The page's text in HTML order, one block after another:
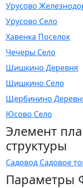
Урусово
Урусово Село
Хавенка Поселок
Чечеры Село
Шишкино Деревня
Шишкино Село
Щербинино
Юсово Село
Элемент
структуры
Садовод Садовое
Параметры